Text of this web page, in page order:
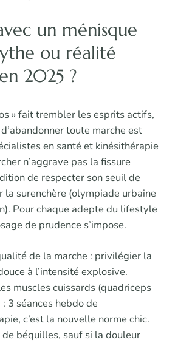
un ménisque
ou réalité
2025 ?
» fait trembler les esprits actifs,
toute marche est
en santé et kinésithérapie
n’aggrave pas la fissure
de respecter son seuil de
la surenchère (olympiade urbaine
Pour chaque adepte du lifestyle
de prudence s’impose.
de la marche : privilégier la
à l’intensité explosive.
muscles cuissards (quadriceps
3 séances hebdo de
c’est la nouvelle norme chic.
de béquilles, sauf si la douleur